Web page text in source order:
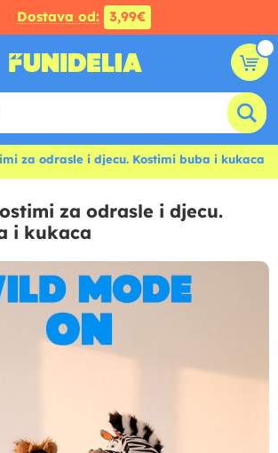
Dostava od: 3,99€
za odrasle i djecu. Kostimi buba i kukaca
za odrasle i djecu.
i kukaca